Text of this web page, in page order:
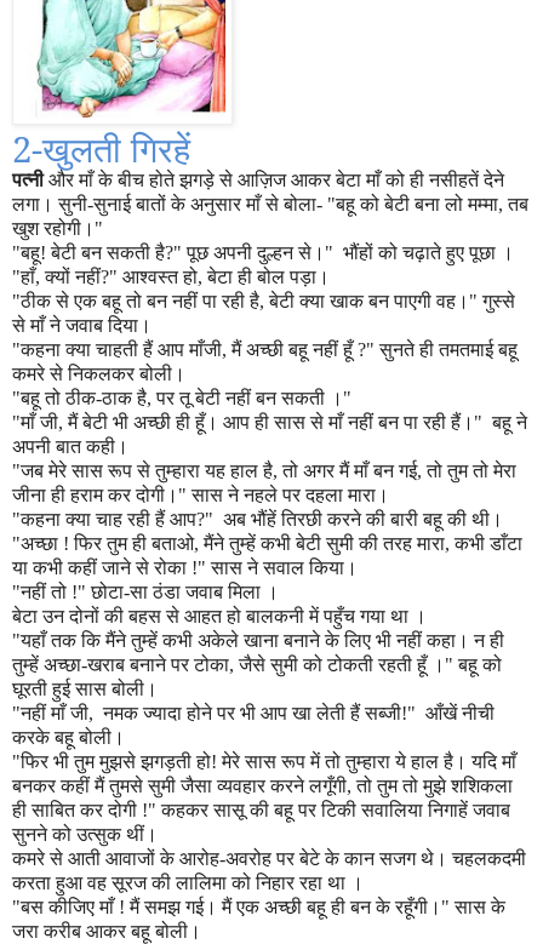
2-खुलती गिरहें
पत्नीऔर माँ के बीच होते झगड़े से आज़िज आकर बेटा माँ को ही नसीहतें देने
लगा। सुनी-सुनाई बातों के अनुसार माँ से बोला- "बहू को बेटी बना लो मम्मा,तब
खुश रहोगी। "
"बहू! बेटी बन सकती है?"पूछ अपनी दुल्हन से। " भौंहों को चढ़ाते हुए पूछा ।
"हाँ,क्यों नहीं?" आश्वस्त हो,बेटा ही बोल पड़ा।
"ठीक से एक बहू तो बन नहीं पा रही है,बेटी क्या खाक बन पाएगी वह। "गुस्से
से माँ ने जवाब दिया।
"कहना क्या चाहती हैं आप माँजी,मैं अच्छी बहू नहीं हूँ?"सुनते ही तमतमाई बहू
कमरे से निकलकर बोली।
"बहू तो ठीक-ठाक है,पर तू बेटी नहीं बन सकती । "
"माँ जी,मैं बेटी भी अच्छी ही हूँ। आप ही सास से माँ नहीं बन पा रही हैं। "बहू ने
अपनी बात कही।
"जब मेरे सास रूप से तुम्हारा यह हाल है,तो अगर मैं माँ बन गई, तो तुम तो मेरा
जीना ही हराम कर दोगी। "सास ने नहले पर दहला मारा।
"कहना क्या चाह रही हैं आप?" अब भौंहें तिरछी करने की बारी बहू की थी।
"अच्छा ! फिर तुम ही बताओ,मैंने तुम्हें कभी बेटी सुमी की तरह मारा,कभी डाँटा
या कभी कहीं जाने से रोका !"सास ने सवाल किया।
"नहीं तो !"छोटा-सा ठंडा जवाब मिला ।
बेटा उन दोनों की बहस से आहत हो बालकनी में पहुँच गया था ।
"यहाँ तक कि मैंने तुम्हें कभी अकेले खाना बनाने के लिए भी नहीं कहा। न ही
तुम्हें अच्छा-खराब बनाने पर टोका,जैसे सुमी को टोकती रहती हूँ । "बहू को
घूरती हुई सास बोली।
"नहीं माँ जी,नमक ज्यादा होने पर भी आप खा लेती हैं सब्जी!" आँखें नीची
करके बहू बोली।
"फिर भी तुम मुझसे झगड़ती हो! मेरे सास रूप में तो तुम्हारा ये हाल है। यदि माँ
बनकर कहीं मैं तुमसे सुमी जैसा व्यवहार करने लगूँगी,तो तुम तो मुझे शशिकला
ही साबित कर दोगी !"कहकर सासू की बहू पर टिकी सवालिया निगाहें जवाब
सुनने को उत्सुक थीं।
कमरे से आती आवाजों के आरोह-अवरोह पर बेटे के कान सजग थे। चहलकदमी
करता हुआ वह सूरज की लालिमा को निहार रहा था ।
"बस कीजिए माँ ! मैं समझ गई। मैं एक अच्छी बहू ही बन के रहूँगी। "सास के
जरा करीब आकर बहू बोली।